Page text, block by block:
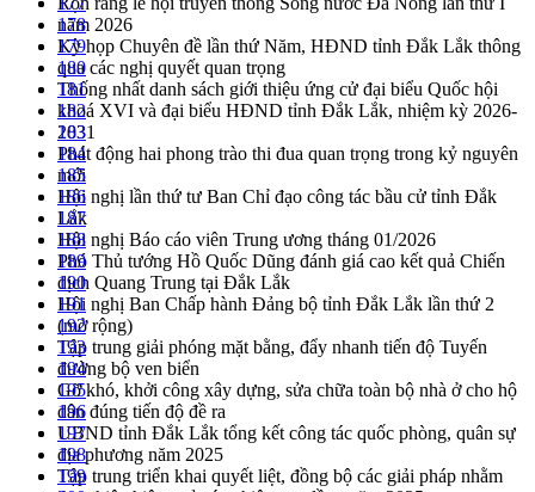
năm 2026
Kỳ họp Chuyên đề lần thứ Năm, HĐND tỉnh Đắk Lắk thông
qua các nghị quyết quan trọng
Thống nhất danh sách giới thiệu ứng cử đại biểu Quốc hội
khoá XVI và đại biểu HĐND tỉnh Đắk Lắk, nhiệm kỳ 2026-
2031
Phát động hai phong trào thi đua quan trọng trong kỷ nguyên
mới
Hội nghị lần thứ tư Ban Chỉ đạo công tác bầu cử tỉnh Đắk
Lắk
Hội nghị Báo cáo viên Trung ương tháng 01/2026
Phó Thủ tướng Hồ Quốc Dũng đánh giá cao kết quả Chiến
dịch Quang Trung tại Đắk Lắk
Hội nghị Ban Chấp hành Đảng bộ tỉnh Đắk Lắk lần thứ 2
(mở rộng)
Tập trung giải phóng mặt bằng, đẩy nhanh tiến độ Tuyến
đường bộ ven biển
Gỡ khó, khởi công xây dựng, sửa chữa toàn bộ nhà ở cho hộ
dân đúng tiến độ đề ra
UBND tỉnh Đắk Lắk tổng kết công tác quốc phòng, quân sự
địa phương năm 2025
Tập trung triển khai quyết liệt, đồng bộ các giải pháp nhằm
178
179
180
181
182
183
184
185
186
187
188
189
190
191
192
193
194
195
196
197
198
199